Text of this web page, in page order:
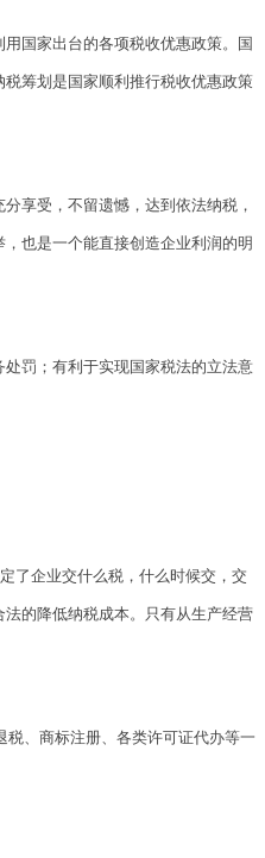
国家出台的各项税收优惠政策。国
筹划是国家顺利推行税收优惠政策
享受，不留遗憾，达到依法纳税，
也是一个能直接创造企业利润的明
罚；有利于实现国家税法的立法意
了企业交什么税，什么时候交，交
的降低纳税成本。只有从生产经营
、商标注册、各类许可证代办等一